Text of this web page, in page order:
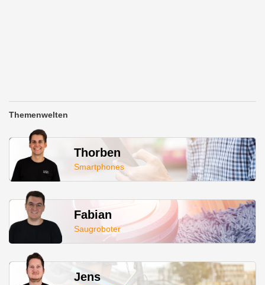
Themenwelten
Thorben
Smartphones
Fabian
Saugroboter
Jens